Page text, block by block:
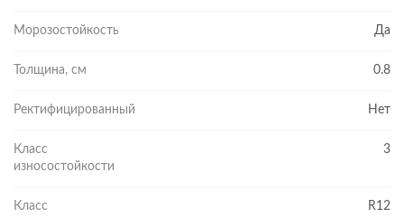
Морозостойкость Да
Толщина, см 0.8
Ректифицированный Нет
Класс
износостойкости
3
Класс
R12